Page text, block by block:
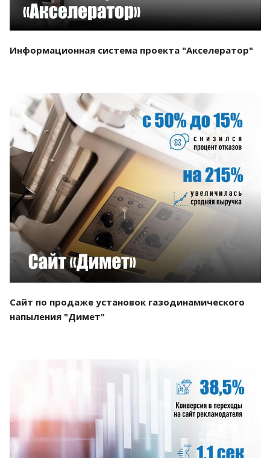
Информационная система проекта "Акселератор"
Смотреть проект
Сайт по продаже установок газодинамического
напыления "Димет"